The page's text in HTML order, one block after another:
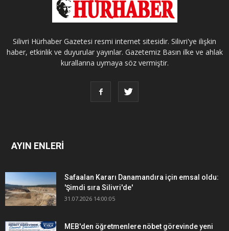
Silivri Hürhaber Gazetesi resmi internet sitesidir. Silivri'ye ilişkin
haber, etkinlik ve duyurular yayınlar. Gazetemiz Basın ilke ve ahlak
kurallarına uymaya söz vermiştir.
AYIN ENLERİ
Safaalan Kararı Danamandıra için emsal oldu:
'Şimdi sıra Silivri'de'
31.07.2026 14:00:05
MEB'den öğretmenlere nöbet görevinde yeni